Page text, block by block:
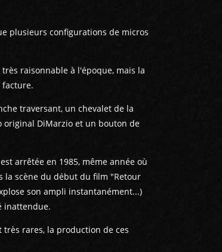
plusieurs configurations de micros
raisonnable à l'époque, mais la
traversant, un chevalet de la
original DiMarzio et un bouton de
arrêtée en 1985, même année où
la scène du début du film "Retour
son ampli instantanément...)
inattendue.
rares, la production de ces